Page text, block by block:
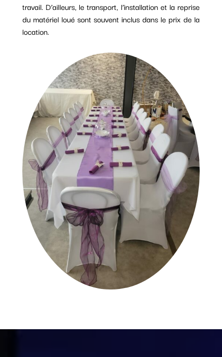
travail. D’ailleurs, le transport, l’installation et la reprise
du matériel loué sont souvent inclus dans le prix de la
location.